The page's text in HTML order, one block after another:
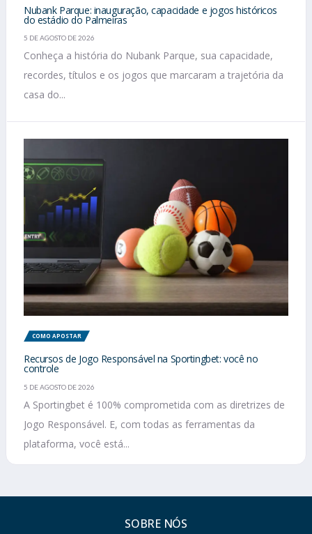
Nubank Parque: inauguração, capacidade e jogos históricos
do estádio do Palmeiras
5 DE AGOSTO DE 2026
Conheça a história do Nubank Parque, sua capacidade,
recordes, títulos e os jogos que marcaram a trajetória da
casa do...
COMO APOSTAR
Recursos de Jogo Responsável na Sportingbet: você no
controle
5 DE AGOSTO DE 2026
A Sportingbet é 100% comprometida com as diretrizes de
Jogo Responsável. E, com todas as ferramentas da
plataforma, você está...
SOBRE NÓS